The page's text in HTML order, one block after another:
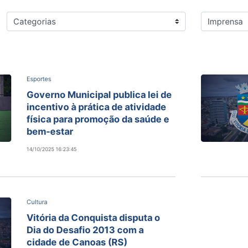
Esportes
Governo Municipal publica lei de
incentivo à prática de atividade
física para promoção da saúde e
bem-estar
14/10/2025 16:23:45
Cultura
Vitória da Conquista disputa o
Dia do Desafio 2013 com a
cidade de Canoas (RS)